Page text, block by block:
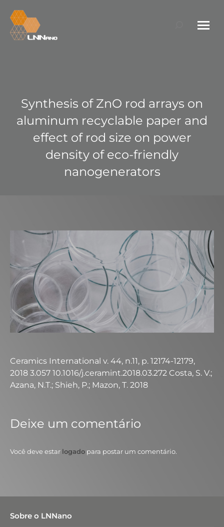
Search:
Synthesis of ZnO rod arrays on
aluminum recyclable paper and
effect of rod size on power
density of eco-friendly
nanogenerators
Ceramics International v. 44, n.11, p. 12174-12179,
2018 3.057 10.1016/j.ceramint.2018.03.272 Costa, S. V.;
Azana, N.T.; Shieh, P.; Mazon, T. 2018
Deixe um comentário
Você deve estar logado para postar um comentário.
Sobre o LNNano